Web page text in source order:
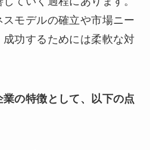
モデルの確立や市場ニー
功するためには柔軟な対
の特徴として、以下の点